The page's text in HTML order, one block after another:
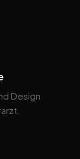
Design